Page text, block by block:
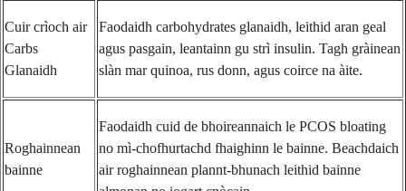
Cuir crìoch air
Carbs
Glanaidh
Faodaidh carbohydrates glanaidh, leithid aran geal
agus pasgain, leantainn gu strì insulin. Tagh gràinean
slàn mar quinoa, rus donn, agus coirce na àite.
Roghainnean
bainne
Faodaidh cuid de bhoireannaich le PCOS bloating
no mì-chofhurtachd fhaighinn le bainne. Beachdaich
air roghainnean plannt-bhunach leithid bainne